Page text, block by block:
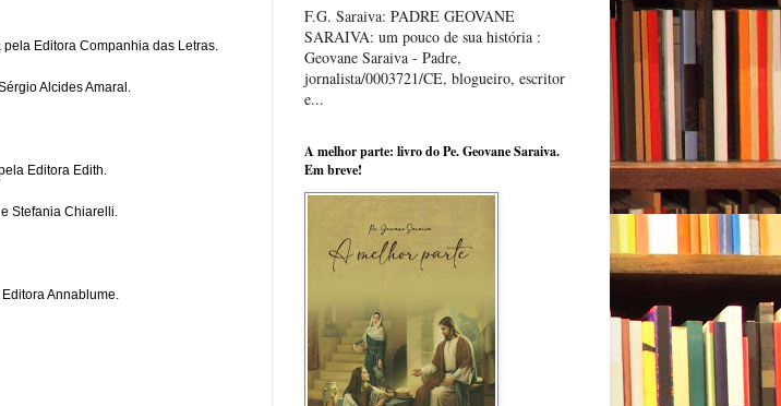
Editora Companhia das Letras.
Alcides Amaral.
Editora Edith.
Stefania Chiarelli.
Annablume.
F.G. Saraiva: PADRE GEOVANE
SARAIVA: um pouco de sua história :
Geovane Saraiva - Padre,
jornalista/0003721/CE, blogueiro, escritor
e...
A melhor parte: livro do Pe. Geovane Saraiva.
Em breve!